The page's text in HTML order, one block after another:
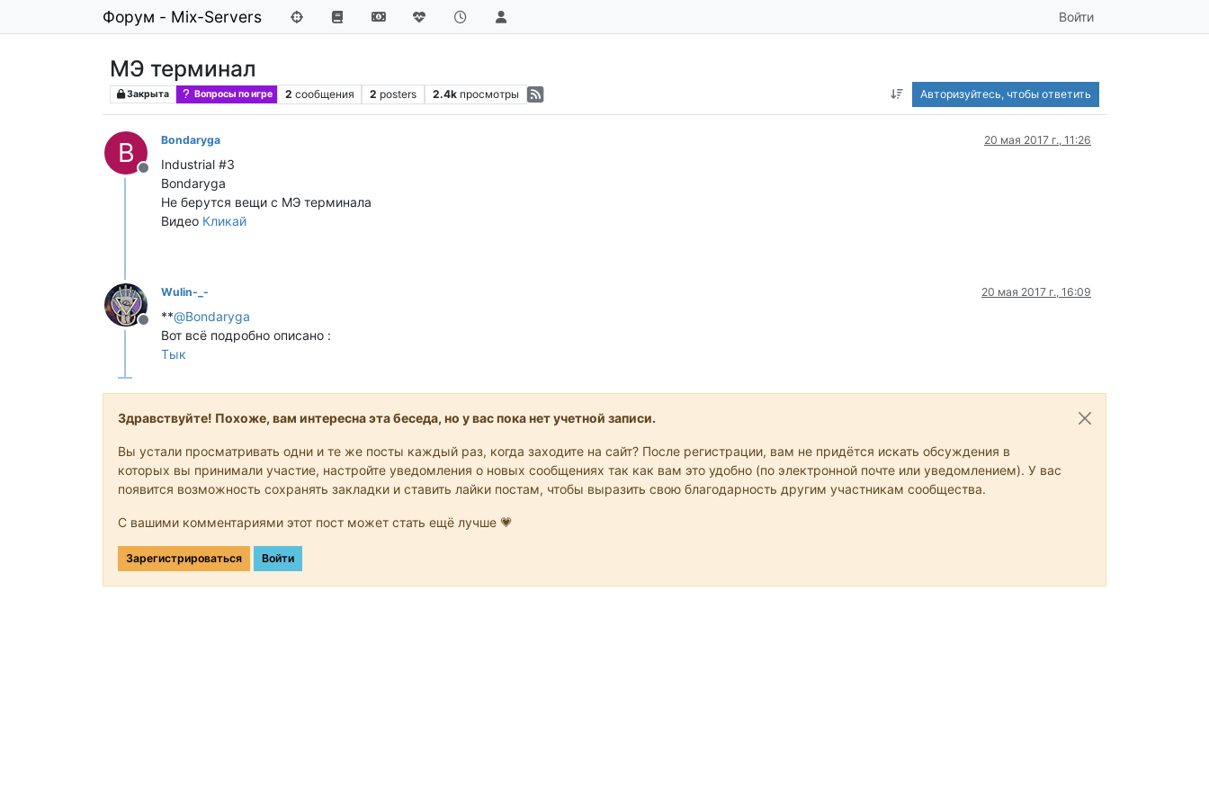
Форум - Mix-Servers Войти
МЭ терминал
Закрыта Вопросы по игре 2 сообщения 2 posters 2.4k просмотры Авторизуйтесь, чтобы ответить
B
Не в сети
Bondaryga 20 мая 2017 г., 11:26
Industrial #3
Bondaryga
Не берyтся вещи с МЭ терминала
Видео Кликай
Не в сети
Wulin-_- 20 мая 2017 г., 16:09
**@Bondaryga
Вот всё подробно описано :
Тык
Здравствуйте! Похоже, вам интересна эта беседа, но у вас пока нет учетной записи.
Вы устали просматривать одни и те же посты каждый раз, когда заходите на сайт? После регистрации, вам не придётся искать обсуждения в
которых вы принимали участие, настройте уведомления о новых сообщениях так как вам это удобно (по электронной почте или уведомлением). У вас
появится возможность сохранять закладки и ставить лайки постам, чтобы выразить свою благодарность другим участникам сообщества.
С вашими комментариями этот пост может стать ещё лучше 💗
Зарегистрироваться Войти